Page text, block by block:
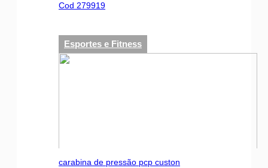
Cod 279919
Esportes e Fitness
carabina de pressão pcp custon